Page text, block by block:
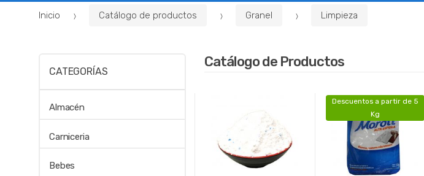
c
o
Inicio Catálogo de productos Granel Limpieza
Catálogo de Productos
Descuentos a partir de 5
Kg
CATEGORÍAS
Almacén
Carniceria
Bebes